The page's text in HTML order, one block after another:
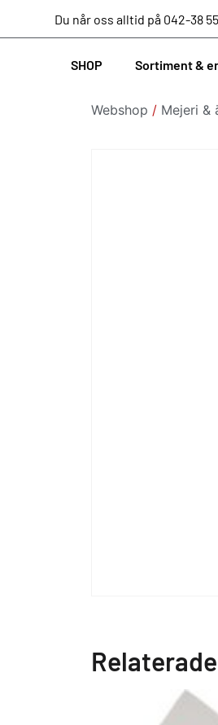
Du når oss alltid på 042-38
SHOP Sortiment &
Webshop / Mejeri &